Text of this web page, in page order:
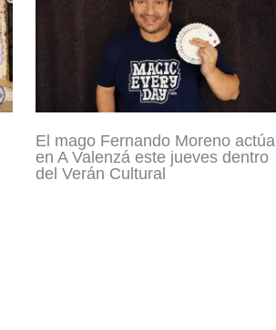
El mago Fernando Moreno actúa
en A Valenzá este jueves dentro
del Verán Cultural